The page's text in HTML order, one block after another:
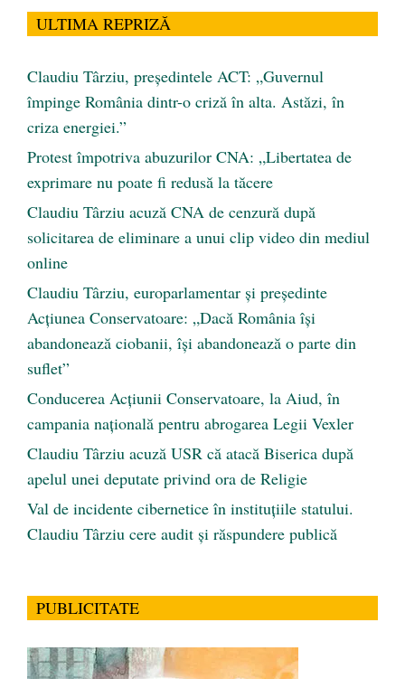
ULTIMA REPRIZĂ
Claudiu Târziu, președintele ACT: „Guvernul
împinge România dintr-o criză în alta. Astăzi, în
criza energiei.”
Protest împotriva abuzurilor CNA: „Libertatea de
exprimare nu poate fi redusă la tăcere
Claudiu Târziu acuză CNA de cenzură după
solicitarea de eliminare a unui clip video din mediul
online
Claudiu Târziu, europarlamentar și președinte
Acțiunea Conservatoare: „Dacă România își
abandonează ciobanii, își abandonează o parte din
suflet”
Conducerea Acțiunii Conservatoare, la Aiud, în
campania națională pentru abrogarea Legii Vexler
Claudiu Târziu acuză USR că atacă Biserica după
apelul unei deputate privind ora de Religie
Val de incidente cibernetice în instituțiile statului.
Claudiu Târziu cere audit și răspundere publică
PUBLICITATE